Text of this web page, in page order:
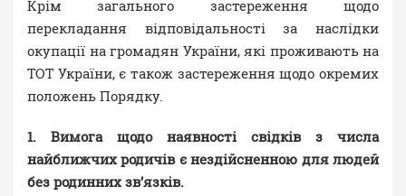
Крім загального застереження щодо
перекладання відповідальності за наслідки
окупації на громадян України, які проживають на
ТОТ України, є також застереження щодо окремих
положень Порядку.
1. Вимога щодо наявності свідків з числа
найближчих родичів є нездійсненною для людей
без родинних зв’язків.